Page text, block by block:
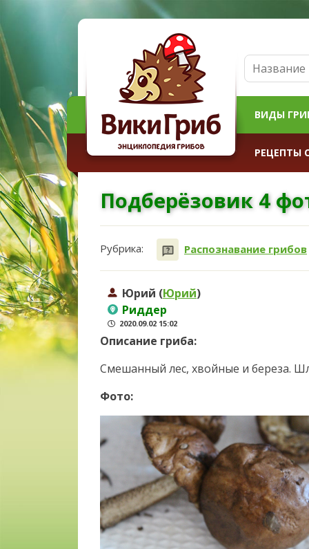
ВИДЫ
РЕЦЕПТЫ
Подберёзовик 4
Рубрика: Распознавание грибов
Юрий (Юрий)
Риддер
2020.09.02 15:02
Описание гриба:
Смешанный лес, хвойные и береза.
Фото: